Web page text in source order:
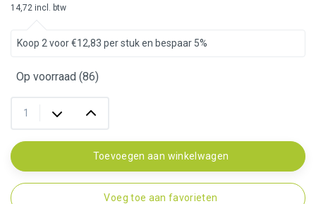
14,72 incl. btw
Koop 2 voor €12,83 per stuk en bespaar 5%
Op voorraad (86)
Toevoegen aan winkelwagen
Voeg toe aan favorieten